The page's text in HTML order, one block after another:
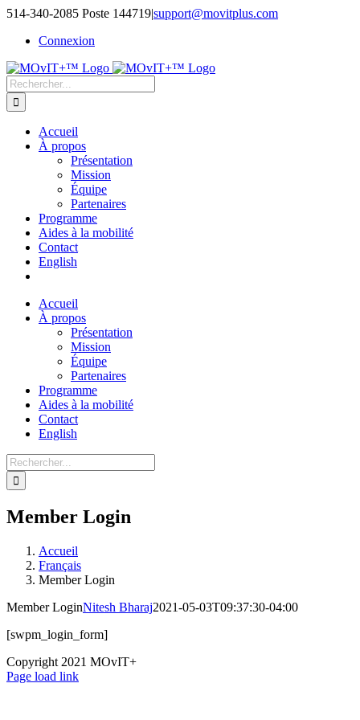
514-340-2085 Poste 144719|support@movitplus.com
Connexion
Accueil
À propos
Présentation
Mission
Équipe
Partenaires
Programme
Aides à la mobilité
Contact
English
Accueil
À propos
Présentation
Mission
Équipe
Partenaires
Programme
Aides à la mobilité
Contact
English
Member Login
Accueil
Français
Member Login
Member LoginNitesh Bharaj2021-05-03T09:37:30-04:00
[swpm_login_form]
Copyright 2021 MOvIT+
Page load link